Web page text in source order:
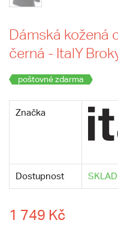
Dámská kožená
černá - ItalY
poštovné zdarma
Značka
Dostupnost
1 749 Kč